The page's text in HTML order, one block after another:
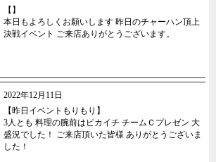
【】
本日もよろしくお願いします 昨日のチャーハン頂上
決戦イベント ご来店ありがとうございます。
2022年12月11日
【昨日イベントもりもり】
3人とも 料理の腕前はピカイチ チームＣプレゼン 大
盛況でした！ ご来店頂いた皆様 ありがとうございま
した！